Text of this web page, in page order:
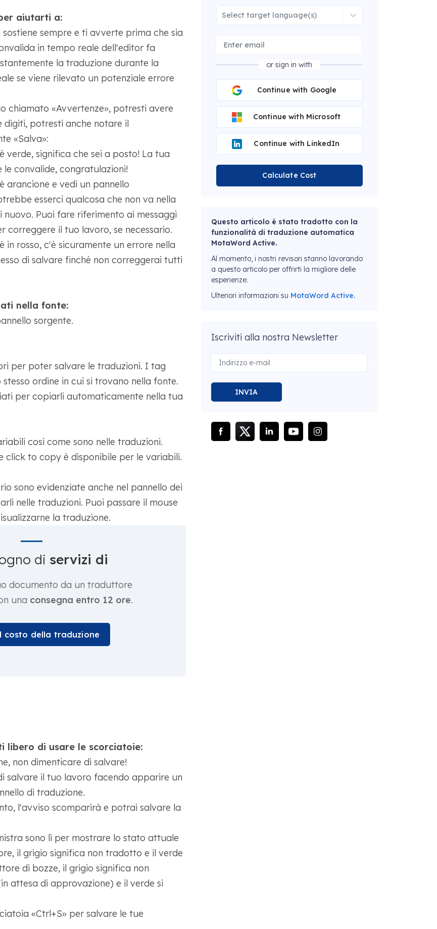
aiutarti a:
sempre e ti avverte prima che sia
in tempo reale dell'editor fa
la traduzione durante la
se viene rilevato un potenziale errore
chiamato «Avvertenze», potresti avere
digiti, potresti anche notare il
«Salva»:
verde, significa che sei a posto! La tua
convalide, congratulazioni!
arancione e vedi un pannello
esserci qualcosa che non va nella
Puoi fare riferimento ai messaggi
correggere il tuo lavoro, se necessario.
in rosso, c'è sicuramente un errore nella
di salvare finché non correggerai tutti
nella fonte:
sorgente.
per poter salvare le traduzioni. I tag
ordine in cui si trovano nella fonte.
per copiarli automaticamente nella tua
così come sono nelle traduzioni.
click to copy è disponibile per le variabili.
sono evidenziate anche nel pannello dei
nelle traduzioni. Puoi passare il mouse
la traduzione.
di servizi di
documento da un traduttore
una consegna entro 12 ore.
costo della traduzione
libero di usare le scorciatoie:
non dimenticare di salvare!
salvare il tuo lavoro facendo apparire un
di traduzione.
l'avviso scomparirà e potrai salvare la
sono lì per mostrare lo stato attuale
il grigio significa non tradotto e il verde
di bozze, il grigio significa non
attesa di approvazione) e il verde si
«Ctrl+S» per salvare le tue
Select target language(s)
or sign in with
Continue with Google
Continue with Microsoft
Continue with LinkedIn
Calculate Cost
Questo articolo è stato tradotto con la
funzionalità di traduzione automatica
MotaWord Active.
Al momento, i nostri revisori stanno lavorando
a questo articolo per offrirti la migliore delle
esperienze.
Ulteriori informazioni su MotaWord Active.
Iscriviti alla nostra Newsletter
INVIA